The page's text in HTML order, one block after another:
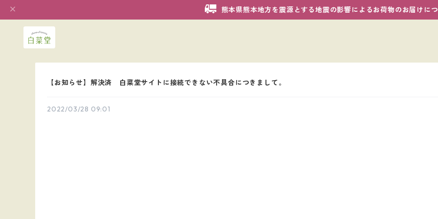
熊本県熊本地方を震源とする地震の影響によるお荷物のお届けに
【お知らせ】解決済 白菜堂サイトに接続できない不具合につきまして。
2022/03/28 09:01